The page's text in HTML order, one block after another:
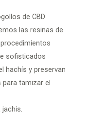
de CBD
las resinas de
sofisticados
hachís y preservan
para tamizar el